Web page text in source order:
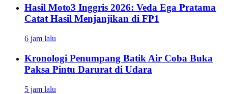
Hasil Moto3 Inggris 2026: Veda Ega Pratama
Catat Hasil Menjanjikan di FP1
6 jam lalu
Kronologi Penumpang Batik Air Coba Buka
Paksa Pintu Darurat di Udara
5 jam lalu